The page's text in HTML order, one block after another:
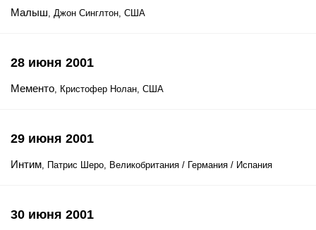
Малыш, Джон Синглтон, США
28 июня 2001
Мементо, Кристофер Нолан, США
29 июня 2001
Интим, Патрис Шеро, Великобритания / Германия / Испания
30 июня 2001